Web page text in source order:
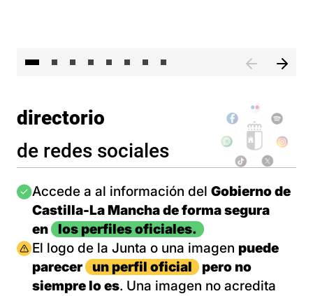
directorio
de redes sociales
Imagen
Accede a al información del Gobierno de
Castilla-La Mancha de forma segura
en
los perfiles oficiales.
Imagen
El logo de la Junta o una imagen puede
parecer
un perfil oficial
pero no
siempre lo es. Una imagen no acredita